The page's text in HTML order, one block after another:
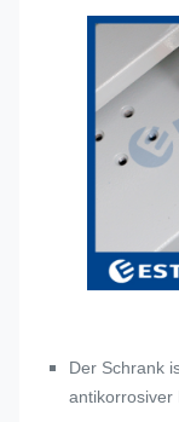
Der Schrank
antikorrosiver